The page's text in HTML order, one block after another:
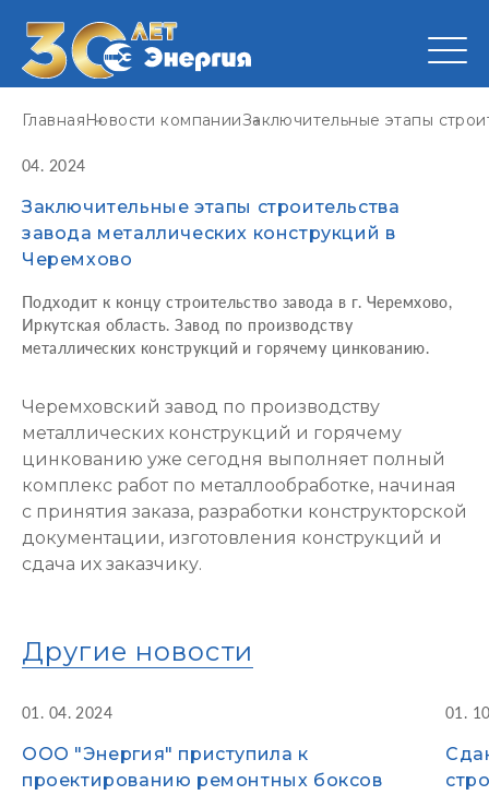
ГлавнаяНовости компанииЗаключительные этапы
04. 2024
Заключительные этапы строительства
завода металлических конструкций в
Черемхово
Подходит к концу строительство завода в г. Черемхово,
Иркутская область. Завод по производству
металлических конструкций и горячему цинкованию.
Черемховский завод по производству
металлических конструкций и горячему
цинкованию уже сегодня выполняет полный
комплекс работ по металлообработке, начиная
с принятия заказа, разработки конструкторской
документации, изготовления конструкций и
сдача их заказчику.
Другие новости
01. 04. 2024
ООО "Энергия" приступила к
проектированию ремонтных боксов
01.